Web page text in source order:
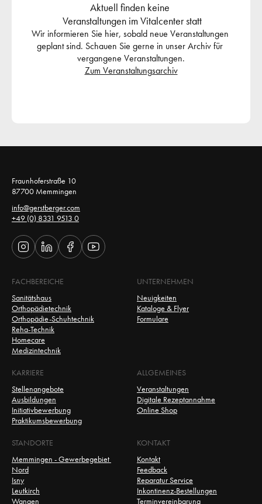
Aktuell finden keine
Veranstaltungen im Vitalcenter statt
Wir informieren Sie hier, sobald neue Veranstaltungen
geplant sind. Schauen Sie gerne in unser Archiv für
vergangene Veranstaltungen.
Zum Veranstaltungsarchiv
Fraunhoferstraße 10
87700 Memmingen
info@gerstberger.com
+49 (0) 8331 9513 0
FACHBEREICHE
Sanitätshaus
Orthopädietechnik
Orthopädie-Schuhtechnik
Reha-Technik
Homecare
Medizintechnik
UNTERNEHMEN
Neuigkeiten
Kataloge & Flyer
Formulare
KARRIERE
Stellenangebote
Ausbildungen
Initiativbewerbung
Praktikumsbewerbung
ALLGEMEINES
Veranstaltungen
Digitale Rezeptannahme
Online Shop
STANDORTE
Memmingen - Gewerbegebiet
Nord
Isny
Leutkirch
Wangen
KONTAKT
Kontakt
Feedback
Reparatur Service
Inkontinenz-Bestellungen
Terminvereinbarung